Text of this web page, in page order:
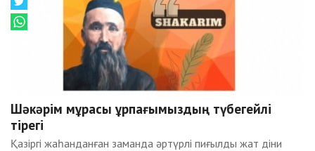
Шәкәрім мұрасы ұрпағымыздың түбегейлі
тірегі
Қазіргі жаһанданған заманда әртүрлі пиғылды жат діни